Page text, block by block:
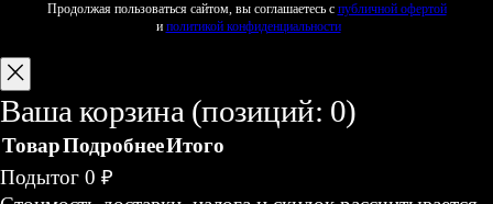
Продолжая пользоваться сайтом, вы соглашаетесь с публичной офертой
и политикой конфиденциальности
Ваша корзина (позиций: 0)
Товары
ТоварПодробнееИтого
Подытог 0 ₽